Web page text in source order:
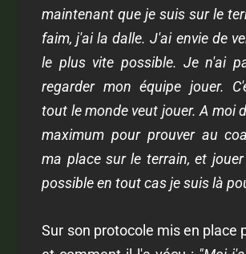
maintenant que je suis sur le
faim, j'ai la dalle. J'ai envie de
le plus vite possible. Je n'ai
regarder mon équipe jouer.
tout le monde veut jouer. A moi
maximum pour prouver au
ma place sur le terrain, et
possible en tout cas je suis là
Sur son protocole mis en place